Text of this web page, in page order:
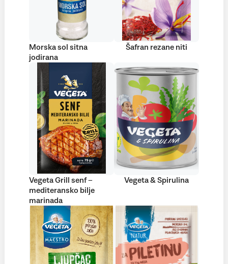
Morska sol sitna
jodirana
Šafran rezane niti
Vegeta Grill senf –
mediteransko bilje
marinada
Vegeta & Spirulina